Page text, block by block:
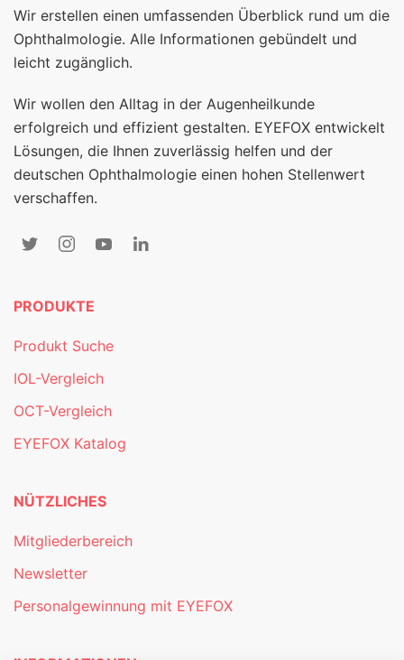
Wir erstellen einen umfassenden Überblick rund um die
Ophthalmologie. Alle Informationen gebündelt und
leicht zugänglich.
Wir wollen den Alltag in der Augenheilkunde
erfolgreich und effizient gestalten. EYEFOX entwickelt
Lösungen, die Ihnen zuverlässig helfen und der
deutschen Ophthalmologie einen hohen Stellenwert
verschaffen.
PRODUKTE
Produkt Suche
IOL-Vergleich
OCT-Vergleich
EYEFOX Katalog
NÜTZLICHES
Mitgliederbereich
Newsletter
Personalgewinnung mit EYEFOX